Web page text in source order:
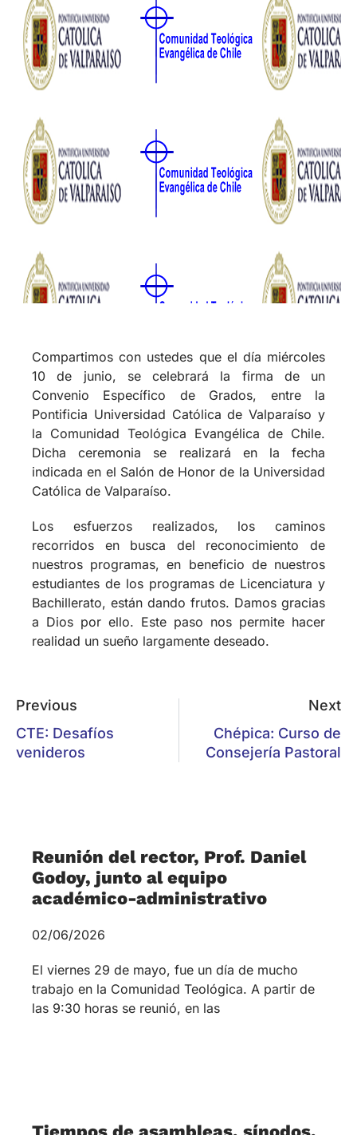
10 de junio, se celebrará la firma de un
Convenio Específico de Grados, entre la
Pontificia Universidad Católica de Valparaíso y
la Comunidad Teológica Evangélica de Chile.
Dicha ceremonia se realizará en la fecha
indicada en el Salón de Honor de la Universidad
Los esfuerzos realizados, los caminos
recorridos en busca del reconocimiento de
Bachillerato, están dando frutos. Damos gracias
a Dios por ello. Este paso nos permite hacer
realidad un sueño largamente deseado.
Previous
CTE: Desafíos
venideros
Next
Chépica: Curso de
Reunión del rector, Prof. Daniel
Godoy, junto al equipo
académico-administrativo
trabajo en la Comunidad Teológica. A partir de
las 9:30 horas se reunió, en las
Tiempos de asambleas, sínodos,
conferencias
15/01/2026
Tiempos de asambleas, sínodos, conferencias
«Mirad cuán bueno y delicioso es habitar los
hermanos -y hermanas- juntos en armonía». El